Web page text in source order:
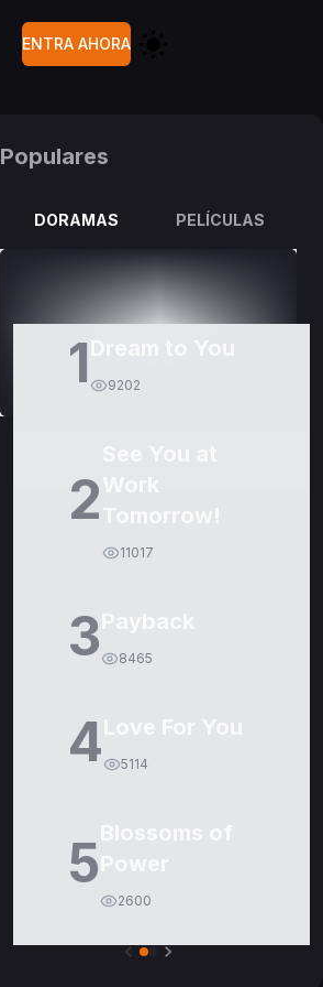
ENTRA AHORA
Populares
DORAMAS PELÍCULAS
1 9202
2
11017
3 8465
4 5114
5
2600